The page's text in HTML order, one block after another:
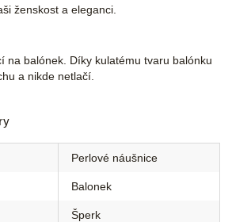
ženskost a eleganci.
na balónek. Díky kulatému tvaru balónku
a nikde netlačí.
Perlové náušnice
Balonek
Šperk